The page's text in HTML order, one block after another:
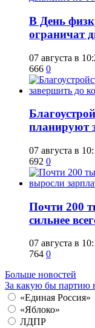
​В День
ограничат
07 августа в
666 0
планируют
07 августа в
692 0
​Почти 200
сильнее
07 августа в
764 0
Больше новостей
За какую бы партию
«Единая Россия»
«Яблоко»
ЛДПР